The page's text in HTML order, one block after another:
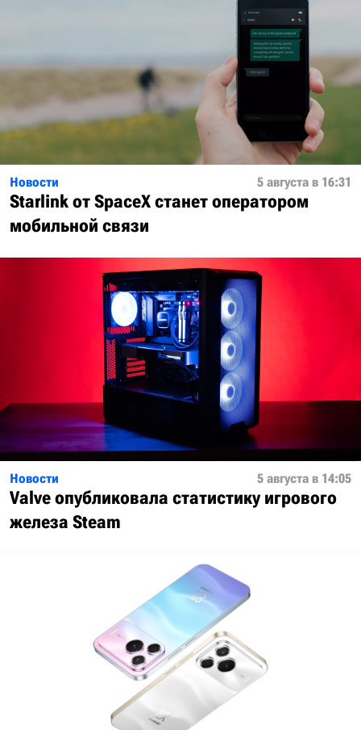
Новости 5 августа в 16:31
Starlink от SpaceX станет оператором
мобильной связи
Новости 5 августа в 14:05
Valve опубликовала статистику игрового
железа Steam